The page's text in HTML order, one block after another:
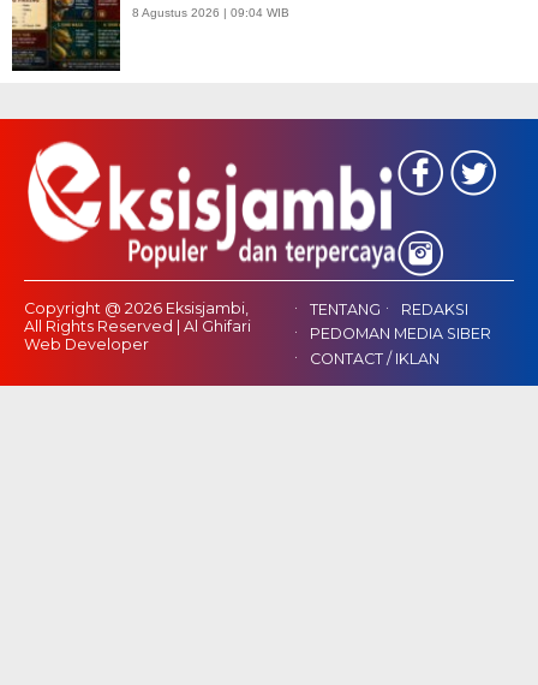
8 Agustus 2026 | 09:04 WIB
Copyright @ 2026 Eksisjambi,
All Rights Reserved | Al Ghifari
Web Developer
TENTANG
REDAKSI
PEDOMAN MEDIA SIBER
CONTACT / IKLAN